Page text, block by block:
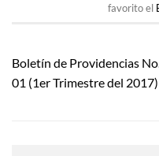
favorito el
Boletín de Providencias
01 (1er Trimestre del 2017)